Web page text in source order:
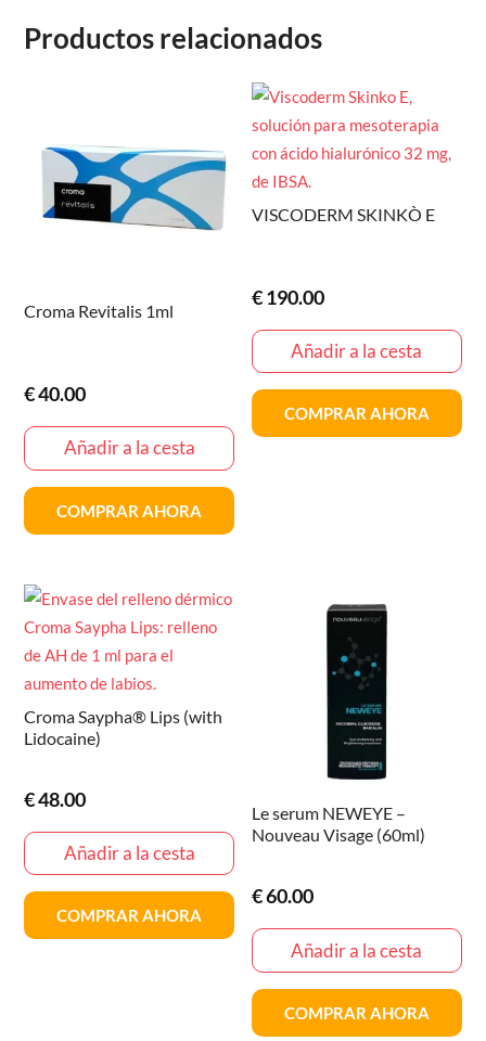
Productos relacionados
Croma Revitalis 1ml
€40.00
Añadir a la cesta
COMPRAR AHORA
VISCODERM SKINKÒ E
€190.00
Añadir a la cesta
COMPRAR AHORA
Croma Saypha® Lips (with
Lidocaine)
€48.00
Añadir a la cesta
COMPRAR AHORA
Le serum NEWEYE –
Nouveau Visage (60ml)
€60.00
Añadir a la cesta
COMPRAR AHORA